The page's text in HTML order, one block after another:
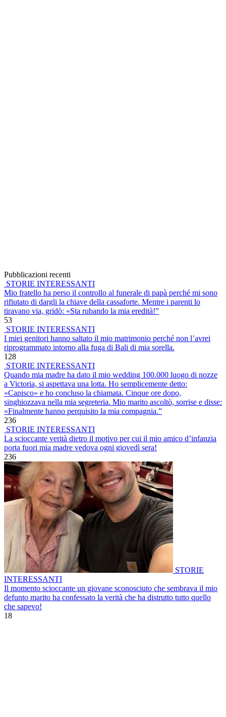
Pubblicazioni recenti
STORIE INTERESSANTI
Mio fratello ha perso il controllo al funerale di papà perché mi sono
rifiutato di dargli la chiave della cassaforte. Mentre i parenti lo
tiravano via, gridò: «Sta rubando la mia eredità!”
53
STORIE INTERESSANTI
I miei genitori hanno saltato il mio matrimonio perché non l’avrei
riprogrammato intorno alla fuga di Bali di mia sorella.
128
STORIE INTERESSANTI
Quando mia madre ha dato il mio wedding 100.000 luogo di nozze
a Victoria, si aspettava una lotta. Ho semplicemente detto:
«Capisco» e ho concluso la chiamata. Cinque ore dopo,
singhiozzava nella mia segreteria. Mio marito ascoltò, sorrise e disse:
«Finalmente hanno perquisito la mia compagnia.”
236
STORIE INTERESSANTI
La scioccante verità dietro il motivo per cui il mio amico d’infanzia
porta fuori mia madre vedova ogni giovedì sera!
236
STORIE
INTERESSANTI
Il momento scioccante un giovane sconosciuto che sembrava il mio
defunto marito ha confessato la verità che ha distrutto tutto quello
che sapevo!
18